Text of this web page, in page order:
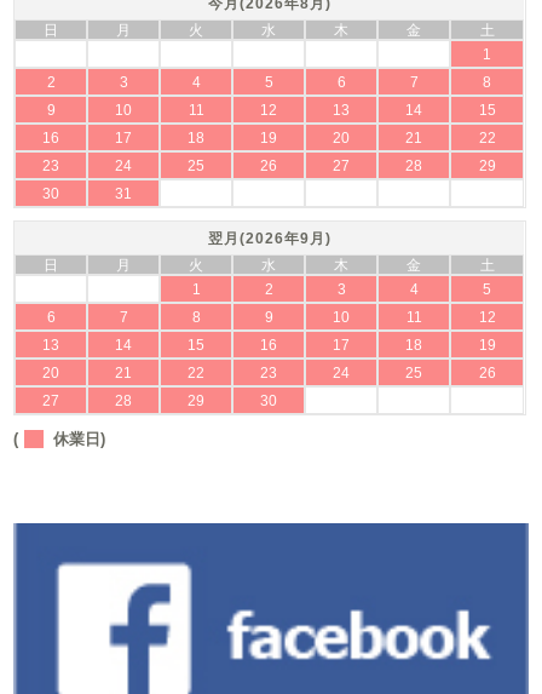
日
月 火 水 木 金
土
1
2
3 4 5 6 7
8
9
10 11 12 13 14
15
16
17 18 19 20 21
22
23
24 25 26 27 28
29
30
31
翌月(2026年9月)
日
月 火 水 木 金
土
1
2 3 4
5
6
7 8 9 10 11
12
13
14 15 16 17 18
19
20
21 22 23 24 25
26
27
28 29 30
( 休業日)